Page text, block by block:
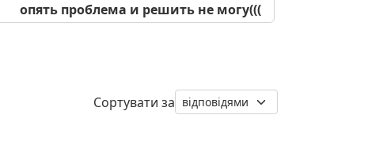
опять проблема и решить не могу(((
Сортувати за